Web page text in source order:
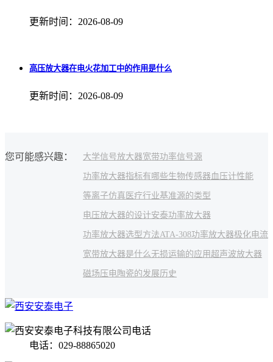
更新时间：2026-08-09
高压放大器在电火花加工中的作用是什么
更新时间：2026-08-09
您可能感兴趣： 大学信号放大器宽带功率信号源
功率放大器指标有哪些生物传感器血压计性能
等离子仿真 医疗行业基准源的类型
电压放大器的设计安泰功率放大器
功率放大器选型方法ATA-308功率放大器极化电流
宽带放大器是什么 无损运输的应用 超声波放大器
磁场压电陶瓷的发展历史
电话：029-88865020